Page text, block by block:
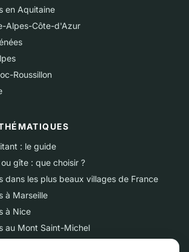
en Aquitaine
Alpes-Côte-d'Azur
Roussillon
: le guide
gîte : que choisir ?
dans les plus beaux villages de France
à Marseille
à Nice
au Mont Saint-Michel
l'Ile de Ré